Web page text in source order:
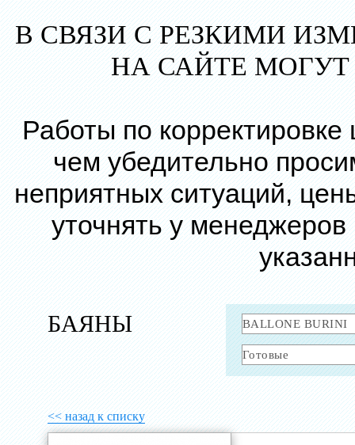
В СВЯЗИ С РЕЗКИМИ
НА САЙТЕ
Работы по
чем убедительно
неприятных ситуаций,
уточнять у
БАЯНЫ
<< назад к списку